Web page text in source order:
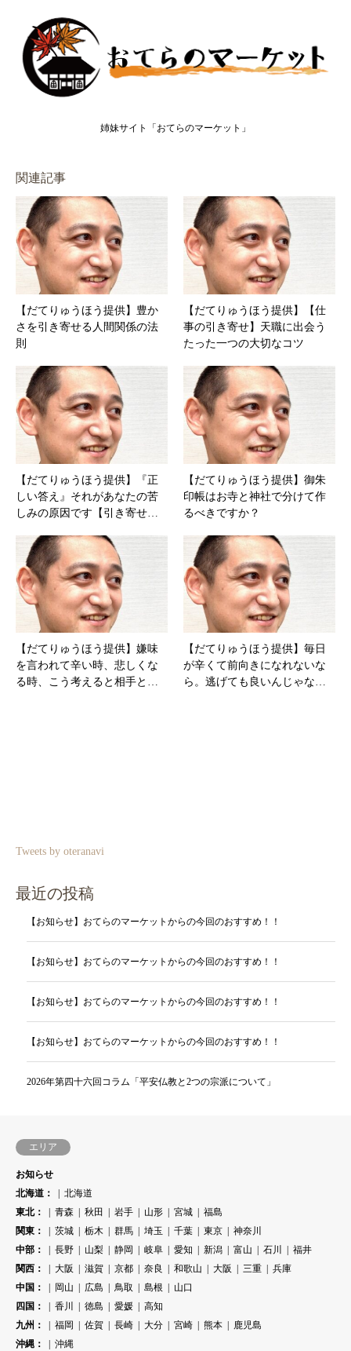
姉妹サイト「おてらのマーケット」
関連記事
【だてりゅうほう提供】豊か
さを引き寄せる人間関係の法
則
【だてりゅうほう提供】【仕
事の引き寄せ】天職に出会う
たった一つの大切なコツ
【だてりゅうほう提供】『正
しい答え』それがあなたの苦
しみの原因です【引き寄せ…
【だてりゅうほう提供】御朱
印帳はお寺と神社で分けて作
るべきですか？
【だてりゅうほう提供】嫌味
を言われて辛い時、悲しくな
る時、こう考えると相手と…
【だてりゅうほう提供】毎日
が辛くて前向きになれないな
ら。逃げても良いんじゃな…
Tweets by oteranavi
最近の投稿
【お知らせ】おてらのマーケットからの今回のおすすめ！！
【お知らせ】おてらのマーケットからの今回のおすすめ！！
【お知らせ】おてらのマーケットからの今回のおすすめ！！
【お知らせ】おてらのマーケットからの今回のおすすめ！！
2026年第四十六回コラム「平安仏教と2つの宗派について」
エリア
お知らせ
北海道：
北海道
東北：
青森 秋田 岩手 山形 宮城
福島
関東：
茨城 栃木 群馬 埼玉 千葉 東京
神奈川
中部：
長野 山梨 静岡 岐阜 愛知 新潟 富山 石川
福井
関西：
大阪 滋賀 京都 奈良 和歌山 大阪 三重
兵庫
中国：
岡山 広島 鳥取 島根
山口
四国：
香川 徳島 愛媛
高知
九州：
福岡 佐賀 長崎 大分 宮崎 熊本
鹿児島
沖縄：
沖縄